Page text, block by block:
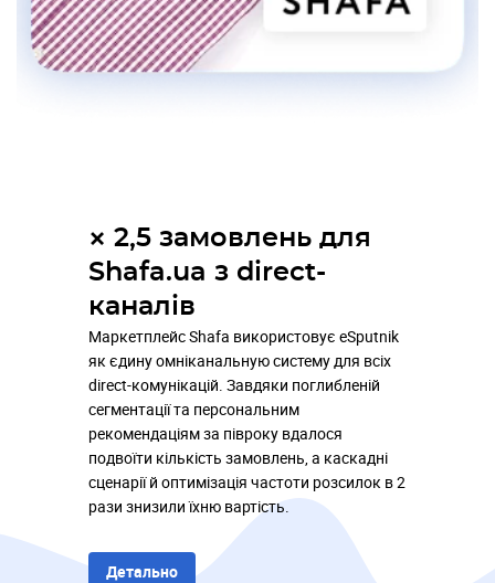
× 2,5 замовлень для
Shafa.ua з direct-
каналів
Маркетплейс Shafa використовує eSputnik
як єдину омніканальную систему для всіх
direct-комунікацій. Завдяки поглибленій
сегментації та персональним
рекомендаціям за півроку вдалося
подвоїти кількість замовлень, а каскадні
сценарії й оптимізація частоти розсилок в 2
рази знизили їхню вартість.
Детально